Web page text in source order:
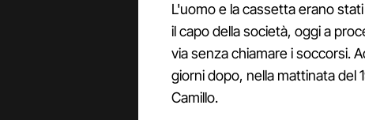
L'uomo e la cassetta erano
il capo della società, oggi a
via senza chiamare i soccorsi.
giorni dopo, nella mattinata del
Camillo.